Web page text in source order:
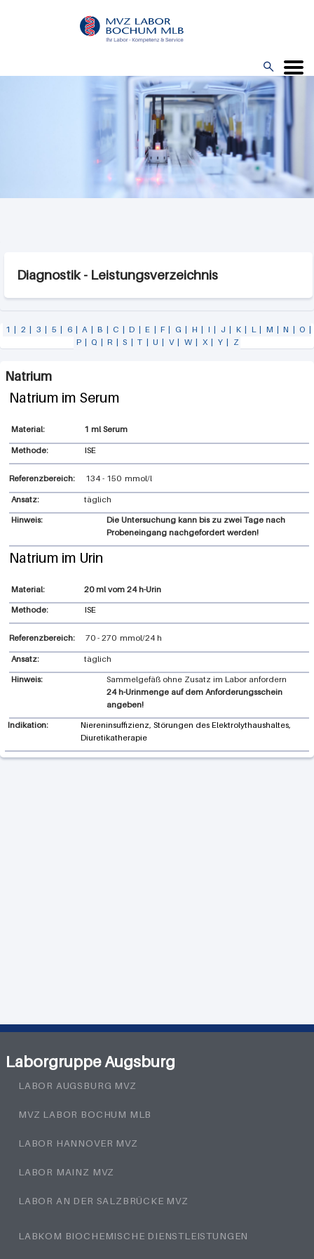
Direkt
zum

Diagnostik - Leistungsverzeichnis
1 2 3 5 6 A B C D E F G H I J K L M N O
P
Q R S T U V W X Y Z
Natrium
Natrium im Serum
1 ml Serum
Methode: ISE
Referenzbereich: 134 - 150 mmol/l
Ansatz: täglich
Hinweis:
Die Untersuchung kann bis zu zwei Tage nach
Probeneingang nachgefordert werden!
Natrium im Urin
20 ml vom 24 h-Urin
Methode: ISE
Referenzbereich: 70 - 270 mmol/24 h
Ansatz: täglich
Hinweis:
Sammelgefäß ohne Zusatz im Labor anfordern
24 h-Urinmenge auf dem Anforderungsschein
angeben!
Indikation:
Niereninsuffizienz, Störungen des Elektrolythaushaltes,
Diuretikatherapie
Laborgruppe Augsburg
LABOR AUGSBURG MVZ
MVZ LABOR BOCHUM MLB
LABOR HANNOVER MVZ
LABOR MAINZ MVZ
LABOR AN DER SALZBRÜCKE MVZ
LABKOM BIOCHEMISCHE DIENSTLEISTUNGEN